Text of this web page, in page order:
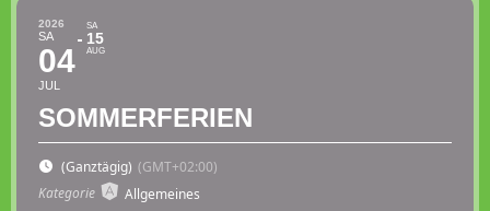
2026
SA
04
JUL
SA
15
AUG
SOMMERFERIEN
(Ganztägig) (GMT+02:00)
Kategorie
Allgemeines